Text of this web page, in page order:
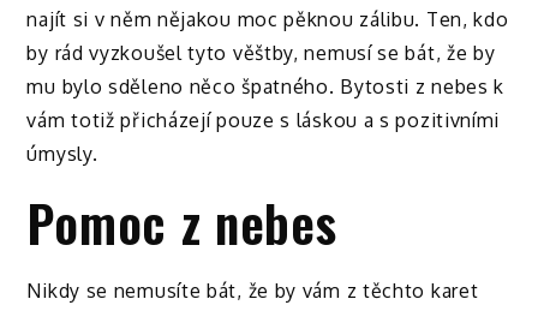
najít si v něm nějakou moc pěknou zálibu. Ten, kdo
by rád vyzkoušel tyto věštby, nemusí se bát, že by
mu bylo sděleno něco špatného. Bytosti z nebes k
vám totiž přicházejí pouze s láskou a s pozitivními
úmysly.
Pomoc z nebes
Nikdy se nemusíte bát, že by vám z těchto karet